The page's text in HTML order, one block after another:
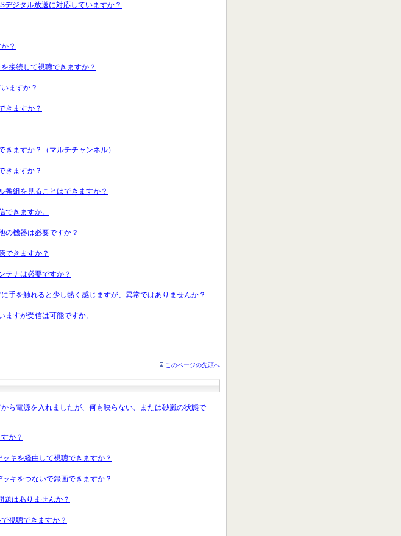
デジタル放送に対応していますか？
？
接続して視聴できますか？
ますか？
きますか？
ますか？（マルチチャンネル）
きますか？
番組を見ることはできますか？
できますか。
の機器は必要ですか？
できますか？
テナは必要ですか？
手を触れると少し熱く感じますが、異常ではありませんか？
ますが受信は可能ですか。
このページの先頭へ
ら電源を入れましたが、何も映らない、または砂嵐の状態で
か？
キを経由して視聴できますか？
キをつないで録画できますか？
題はありませんか？
視聴できますか？